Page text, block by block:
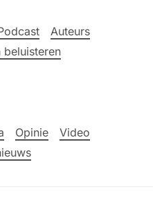
Auteurs
beluisteren
Opinie
Video